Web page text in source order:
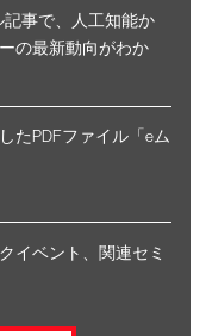
記事で、人工知能か
の最新動向がわか
たPDFファイル「eム
イベント、関連セミ